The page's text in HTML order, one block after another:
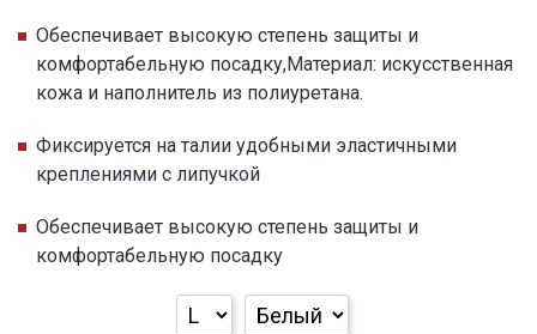
Обеспечивает высокую степень защиты и
комфортабельную посадку,Материал: искусственная
кожа и наполнитель из полиуретана.
Фиксируется на талии удобными эластичными
креплениями с липучкой
Обеспечивает высокую степень защиты и
комфортабельную посадку